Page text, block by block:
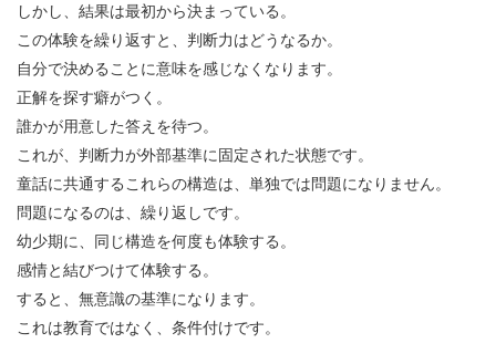
しかし、結果は最初から決まっている。
この体験を繰り返すと、判断力はどうなるか。
自分で決めることに意味を感じなくなります。
正解を探す癖がつく。
誰かが用意した答えを待つ。
これが、判断力が外部基準に固定された状態です。
童話に共通するこれらの構造は、単独では問題になりません。
問題になるのは、繰り返しです。
幼少期に、同じ構造を何度も体験する。
感情と結びつけて体験する。
すると、無意識の基準になります。
これは教育ではなく、条件付けです。